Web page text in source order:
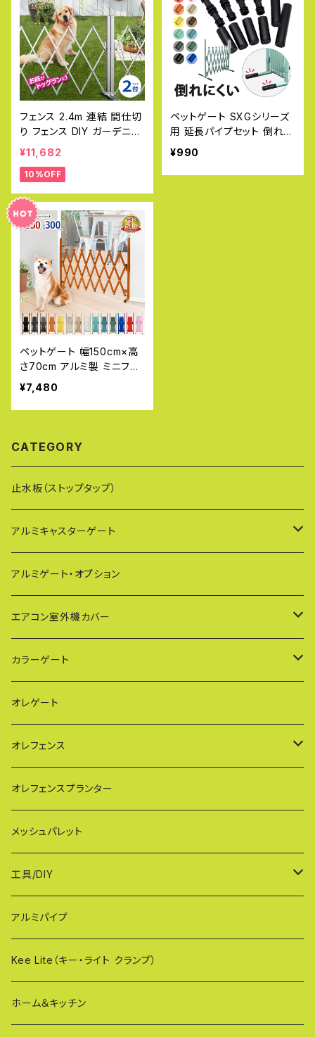
フェンス 2.4m 連結 間仕切
り フェンス DIY ガーデニン
グ アルミ 伸縮フェンス アル
ミフェンス 門扉 ゲート ラテ
ィス WXG1020
¥11,682
10%OFF
ペットゲート SXGシリーズ
用 延長パイプセット 倒れに
くい 転倒防止 sxg用スタン
フェンス SXG0715 SXG07
¥990
ペットゲート 幅150cm×高
さ70cm アルミ製 ミニフェ
ンス ゲート 犬 ドッグラン
種類 おしゃれ 目隠し ペット
フェンス 脱走防止策 猫 仕
¥7,480
CATEGORY
止水板（ストップタップ）
アルミキャスターゲート
EXG（傾斜地対応アルミゲート）
PXG（EXG廉価版/傾斜地対応アルミゲート）
BXGシリーズ（傾斜地対応/家庭用アルミゲート）
FXG（一輪/傾斜地対応アルミゲート）
HXG（傾斜地対応アルミゲート）
AXG（パネル兼用タイプ）
MXG（最高級 パネル兼用タイプ）
CXG（パネル取付不可タイプ）
XXG（パネル専用タイプ）
OXG（二輪・二輪・一輪/傾斜地対応アルミゲート）
アルミゲート・オプション
エアコン室外機カバー
通常サイズ KB90
大型サイズ KB93
特大サイズ KB108
奥行ワイド KB114
シンプルモデル KB90-PT
カラーゲート
QXGシリーズ（ご家庭用）
SXGシリーズ(ご家庭用/ペットゲート)
VXGシリーズ（ご家庭用）
WXGシリーズ（ご家庭用）
TXGシリーズ（ご家庭用/和風）
オレゲート
オレフェンス
幅60cmタイプ
幅90cmタイプ
幅120cmタイプ
オレフェンスプランター
メッシュパレット
工具/DIY
荷揚げバケツ
樹脂製止水パネル
ザ・クランプ
アルミパイプ
Kee Lite（キー・ライト クランプ）
ホーム＆キッチン